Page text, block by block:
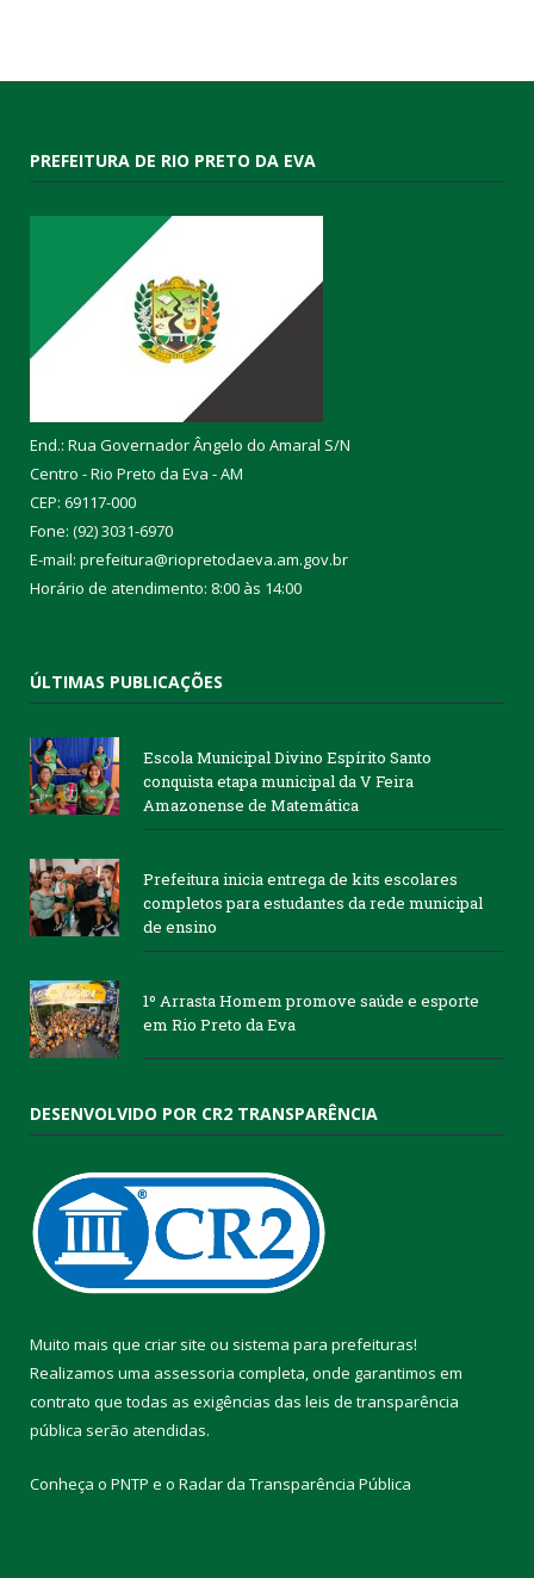
PREFEITURA DE RIO PRETO DA EVA
End.: Rua Governador Ângelo do Amaral S/N
Centro - Rio Preto da Eva - AM
CEP: 69117-000
Fone: (92) 3031-6970
E-mail: prefeitura@riopretodaeva.am.gov.br
Horário de atendimento: 8:00 às 14:00
ÚLTIMAS PUBLICAÇÕES
Escola Municipal Divino Espírito Santo
conquista etapa municipal da V Feira
Amazonense de Matemática
Prefeitura inicia entrega de kits escolares
completos para estudantes da rede municipal
de ensino
1º Arrasta Homem promove saúde e esporte
em Rio Preto da Eva
DESENVOLVIDO POR CR2 TRANSPARÊNCIA
Muito mais que criar site ou sistema para prefeituras!
Realizamos uma assessoria completa, onde garantimos em
contrato que todas as exigências das leis de transparência
pública serão atendidas.
Conheça o PNTP e o Radar da Transparência Pública